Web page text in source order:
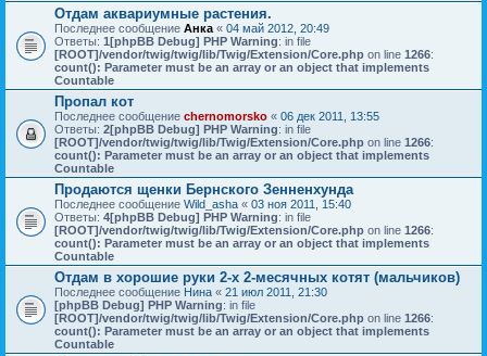
Отдам аквариумные растения.
Последнее сообщение Анка « 04 май 2012, 20:49
Ответы: 1[phpBB Debug] PHP Warning: in file
[ROOT]/vendor/twig/twig/lib/Twig/Extension/Core.php on line 1266:
count(): Parameter must be an array or an object that implements
Countable
Пропал кот
Последнее сообщение chernomorsko « 06 дек 2011, 13:55
Ответы: 2[phpBB Debug] PHP Warning: in file
[ROOT]/vendor/twig/twig/lib/Twig/Extension/Core.php on line 1266:
count(): Parameter must be an array or an object that implements
Countable
Продаются щенки Бернского Зенненхунда
Последнее сообщение Wild_asha « 03 ноя 2011, 15:40
Ответы: 4[phpBB Debug] PHP Warning: in file
[ROOT]/vendor/twig/twig/lib/Twig/Extension/Core.php on line 1266:
count(): Parameter must be an array or an object that implements
Countable
Отдам в хорошие руки 2-х 2-месячных котят (мальчиков)
Последнее сообщение Нина « 21 июл 2011, 21:30
[phpBB Debug] PHP Warning: in file
[ROOT]/vendor/twig/twig/lib/Twig/Extension/Core.php on line 1266:
count(): Parameter must be an array or an object that implements
Countable